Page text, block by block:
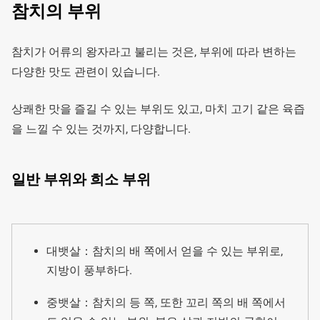
참치의 부위
참치가 어류의 왕자라고 불리는 것은, 부위에 따라 변하는
다양한 맛도 관련이 있습니다.
상쾌한 맛을 즐길 수 있는 부위도 있고, 마치 고기 같은 육즙
을 느낄 수 있는 것까지, 다양합니다.
일반 부위와 희소 부위
대뱃살：참치의 배 쪽에서 얻을 수 있는 부위로,
지방이 풍부하다.
중뱃살：참치의 등 쪽, 또한 꼬리 쪽의 배 쪽에서